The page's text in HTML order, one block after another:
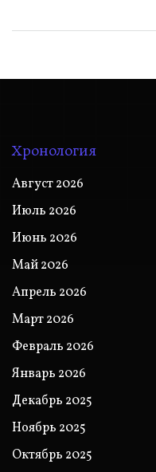
Хронология
Август 2026
Июль 2026
Июнь 2026
Май 2026
Апрель 2026
Март 2026
Февраль 2026
Январь 2026
Декабрь 2025
Ноябрь 2025
Октябрь 2025